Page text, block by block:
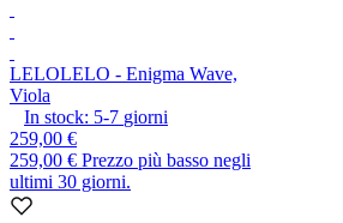
LELOLELO - Enigma Wave,
Viola
In stock: 5-7 giorni
259,00 €
259,00 € Prezzo più basso negli
ultimi 30 giorni.